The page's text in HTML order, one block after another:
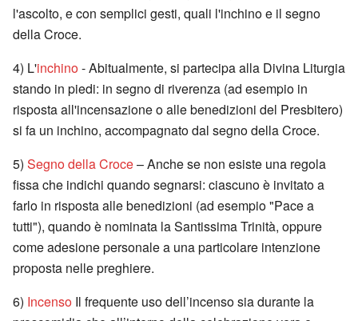
l'ascolto, e con semplici gesti, quali l'inchino e il segno
della Croce.
4) L'inchino- Abitualmente, si partecipa alla Divina Liturgia
stando in piedi: in segno di riverenza (ad esempio in
risposta all'incensazione o alle benedizioni del Presbitero)
si fa un inchino, accompagnato dal segno della Croce.
5) Segno della Croce– Anche se non esiste una regola
fissa che indichi quando segnarsi: ciascuno è invitato a
farlo in risposta alle benedizioni (ad esempio "Pace a
tutti"), quando è nominata la Santissima Trinità, oppure
come adesione personale a una particolare intenzione
proposta nelle preghiere.
6) Incenso Il frequente uso dell’incenso sia durante la